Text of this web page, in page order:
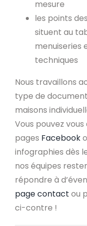
mesure
les points
situent au
menuiseries
techniques
Nous travaillons
type de
maisons
Vous pouvez
pages Facebook
infographies dès
nos équipes
répondre à
page contact ou
ci-contre !